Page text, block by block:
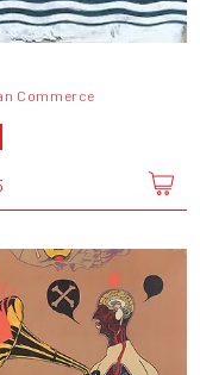
Commerce